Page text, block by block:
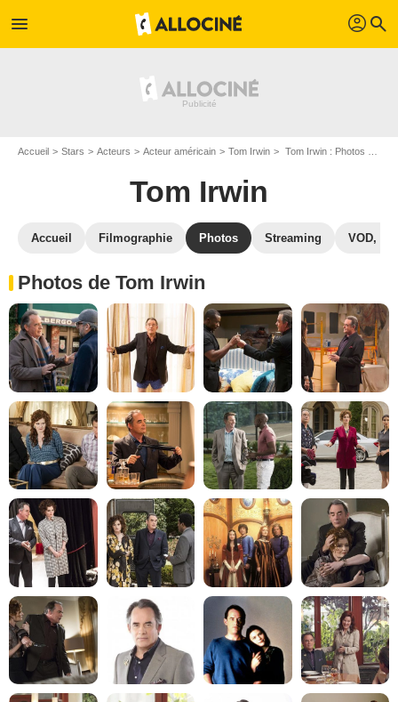
menu profil search
Accueil Stars Acteurs Acteur américain Tom Irwin Tom Irwin : Photos de ses films et séries
Tom Irwin
Accueil Filmographie Photos Streaming VOD,
Photos de Tom Irwin